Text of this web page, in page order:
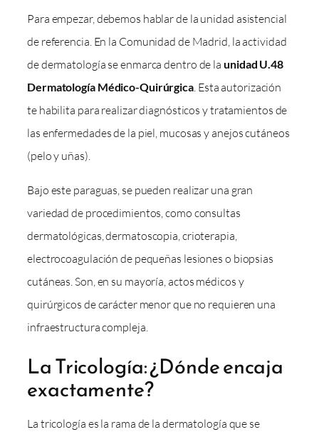
Para empezar, debemos hablar de la unidad asistencial
de referencia. En la Comunidad de Madrid, la actividad
de dermatología se enmarca dentro de la unidad U.48
Dermatología Médico-Quirúrgica . Esta autorización
te habilita para realizar diagnósticos y tratamientos de
las enfermedades de la piel, mucosas y anejos cutáneos
(pelo y uñas).
Bajo este paraguas, se pueden realizar una gran
variedad de procedimientos, como consultas
dermatológicas, dermatoscopia, crioterapia,
electrocoagulación de pequeñas lesiones o biopsias
cutáneas. Son, en su mayoría, actos médicos y
quirúrgicos de carácter menor que no requieren una
infraestructura compleja.
La Tricología: ¿Dónde encaja
exactamente?
La tricología es la rama de la dermatología que se